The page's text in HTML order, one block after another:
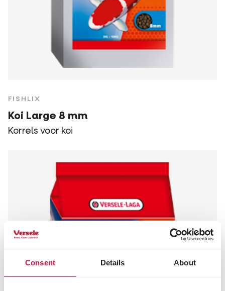
Consent Details About
FISHLIX
Koi Large 8 mm
Korrels voor koi